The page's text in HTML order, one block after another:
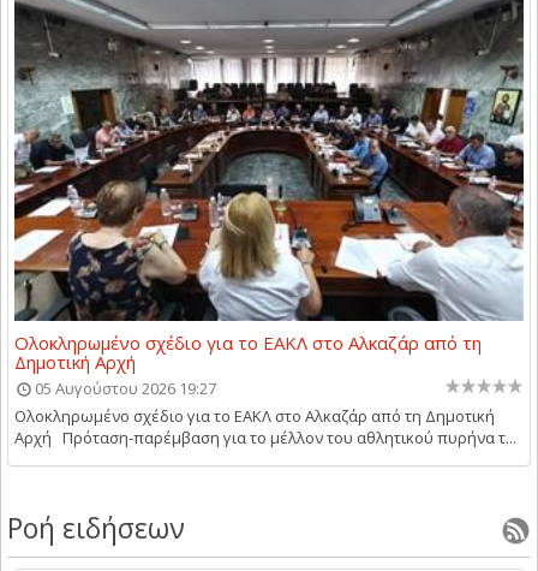
Ολοκληρωμένο σχέδιο για το ΕΑΚΛ στο Αλκαζάρ από τη
Δημοτική Αρχή
05 Αυγούστου 2026 19:27
Ολοκληρωμένο σχέδιο για το ΕΑΚΛ στο Αλκαζάρ από τη Δημοτική
Αρχή Πρόταση-παρέμβαση για το μέλλον του αθλητικού πυρήνα τ...
Ροή ειδήσεων